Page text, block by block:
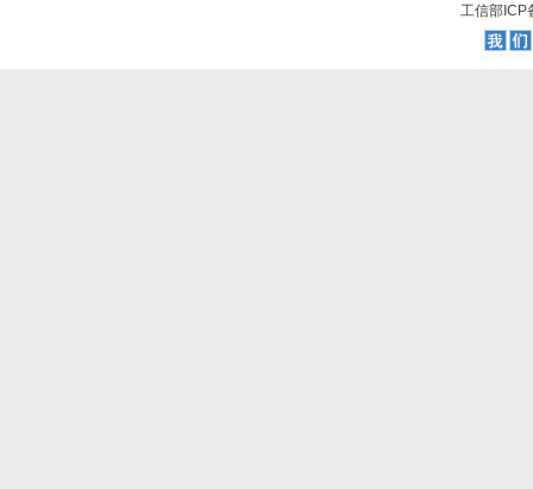
工信部ICP